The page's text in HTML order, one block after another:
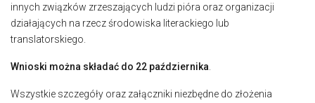
innych związków zrzeszających ludzi pióra oraz organizacji
działających na rzecz środowiska literackiego lub
translatorskiego.
Wnioski można składać do 22 października
Wszystkie szczegóły oraz załączniki niezbędne do złożenia